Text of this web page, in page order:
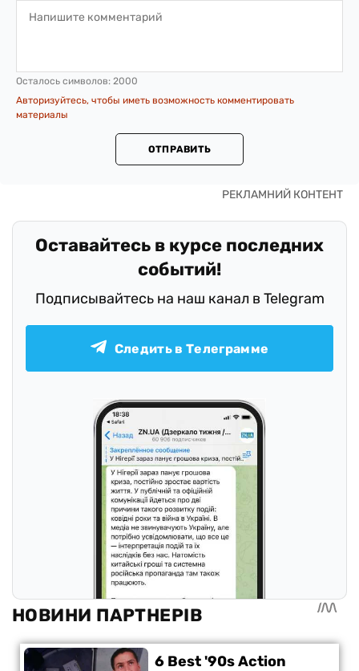
Осталось символов: 2000
Авторизуйтесь, чтобы иметь возможность комментировать
материалы
ОТПРАВИТЬ
Оставайтесь в курсе последних
событий!
Подписывайтесь на наш канал в Telegram
Следить в Телеграмме